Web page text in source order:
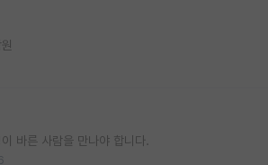
바른 사람을 만나야 합니다.